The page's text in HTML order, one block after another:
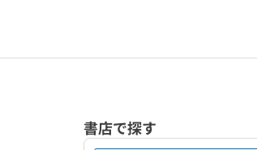
書店で探す